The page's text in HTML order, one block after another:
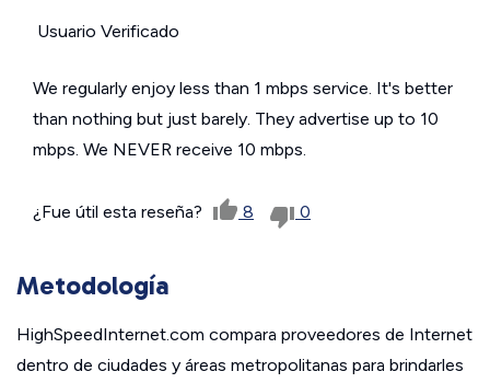
Usuario Verificado
We regularly enjoy less than 1 mbps service. It's better
than nothing but just barely. They advertise up to 10
mbps. We NEVER receive 10 mbps.
¿Fue útil esta reseña? 8 0
Metodología
HighSpeedInternet.com compara proveedores de Internet
dentro de ciudades y áreas metropolitanas para brindarles